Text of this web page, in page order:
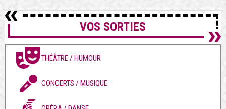
VOS SORTIES
THÉÂTRE / HUMOUR
CONCERTS / MUSIQUE